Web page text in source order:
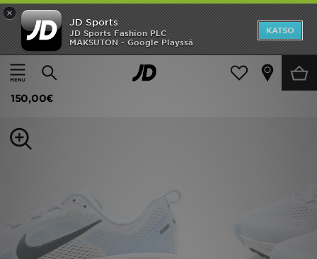
×
JD Sports
JD Sports Fashion PLC
MAKSUTON - Google Playssä
KATSO
Etusivu
Miehet Miesten kengät Tennarit
Nike Vomero 18 Miehet
150,00€
Etusivu
Ale
Miehet
Suosikit
Tuotemerkit